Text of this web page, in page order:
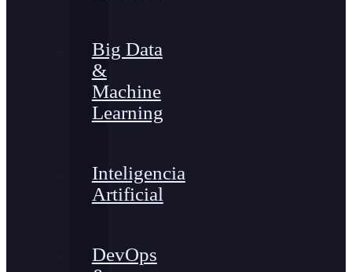
Big Data
&
Machine
Learning
Inteligencia
Artificial
DevOps